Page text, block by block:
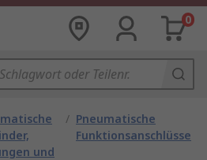
0
und
/ Pneumatische
Funktionsanschlüsse